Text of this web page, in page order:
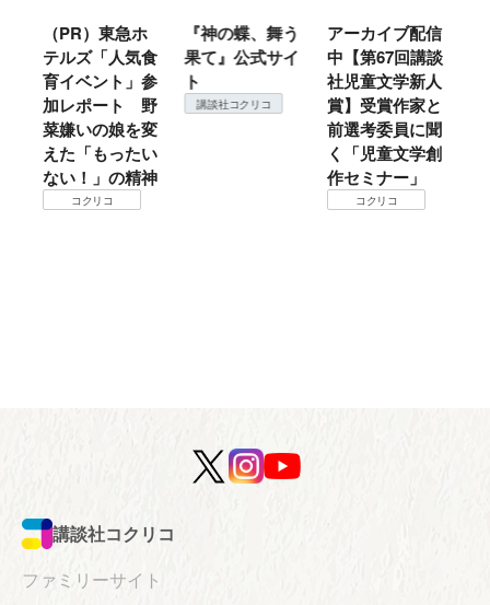
（PR）東急ホ
テルズ「人気食
育イベント」参
加レポート 野
菜嫌いの娘を変
えた「もったい
ない！」の精神
コクリコ
『神の蝶、舞う
果て』公式サイ
ト
講談社コクリコ
アーカイブ配信
中【第67回講談
社児童文学新人
賞】受賞作家と
前選考委員に聞
く「児童文学創
作セミナー」
コクリコ
講談社コクリコ
ファミリーサイト